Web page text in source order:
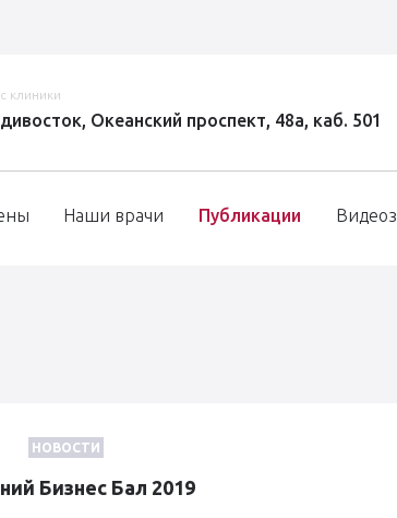
клиники
Океанский проспект, 48а, каб. 501
Наши врачи Публикации
НОВОСТИ
Бизнес Бал 2019